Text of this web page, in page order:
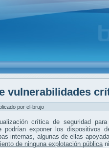
vulnerabilidades
por el-brujo
crítica de seguridad
podrían exponer los dispositivos
internas, algunas de ellas
de ninguna explotación pública